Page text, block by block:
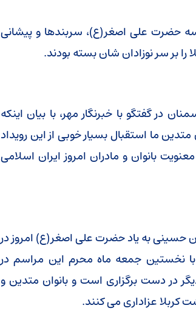
حضرت علی اصغر(ع)، سربندها و پیشانی
بر سر نوزادان شان بسته بودند.
گفتگو با خبرنگار مهر، با بیان اینکه
ما استقبال بسیار خوبی از این رویداد
بانوان و مادران امروز ایران اسلامی
حسینی به یاد حضرت علی اصغر(ع) امروز در
نخستین جمعه ماه محرم این مراسم در
و حتی ۴۵ کشور خارجی دیگر در دست برگزاری است و بانوان متدین و
عزاداری می کنند.